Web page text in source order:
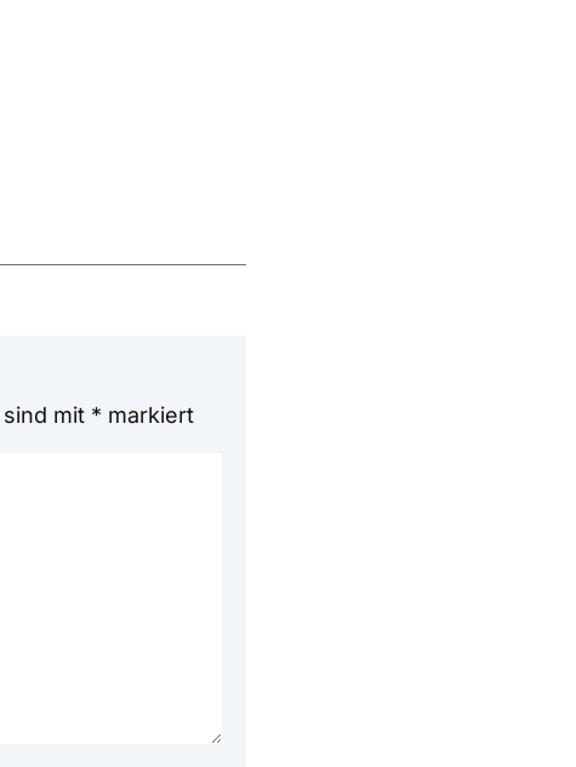
mit * markiert